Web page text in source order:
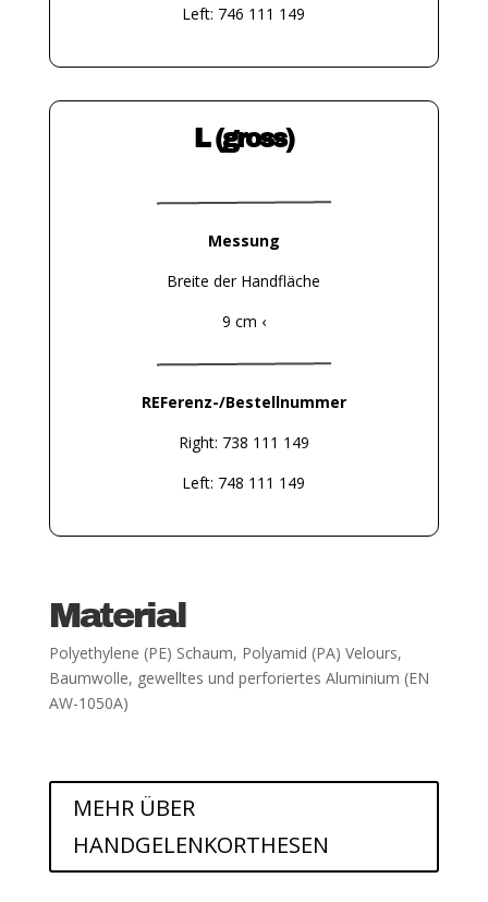
Left: 746 111 149
L (gross)
Messung
Breite der Handfläche
9 cm ‹
REFerenz-/Bestellnummer
Right: 738 111 149
Left: 748 111 149
Material
Polyethylene (PE) Schaum, Polyamid (PA) Velours,
Baumwolle, gewelltes und perforiertes Aluminium (EN
AW-1050A)
MEHR ÜBER
HANDGELENKORTHESEN